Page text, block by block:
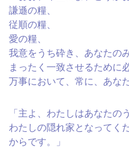
謙遜の糧、
従順の糧、
愛の糧、
我意をうち砕き、あなたの
まったく一致させるために
万事において、常に、あな
「主よ、わたしはあなたの
わたしの隠れ家となってく
からです。」